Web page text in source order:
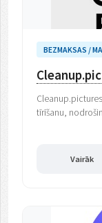
BEZMAKSAS /
tīrīšanu,
Vairāk